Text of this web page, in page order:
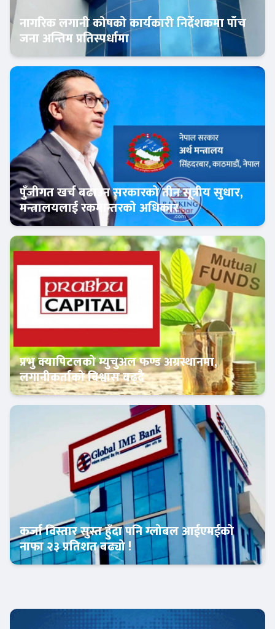
Banner News
नागरिक लगानी कोषको कार्यकारी निर्देशकमा पाँच
जना अन्तिम प्रतिस्पर्धामा
Banner News
पुँजीगत खर्च बढाउन सरकारको तीन सूत्रीय सुधार,
मन्त्रालयलाई रकमान्तरको अधिकार
प्रभु क्यापिटलको म्युचुअल फण्ड अग्रस्थानमा,
लगानीकर्ताको विश्वास बढ्दै
कर्जा विस्तार सुस्त हुँदा पनि ग्लोबल आईएमईको
नाफा २३ प्रतिशत बढ्यो !